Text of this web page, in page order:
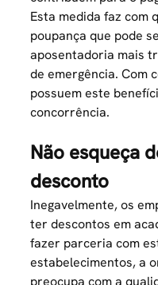
Esta medida faz com
poupança que pode
aposentadoria mais
de emergência. Com
possuem este
concorrência.
Não esqueça
desconto
Inegavelmente, os
ter descontos em
fazer parceria com
estabelecimentos, a
preocupa com a